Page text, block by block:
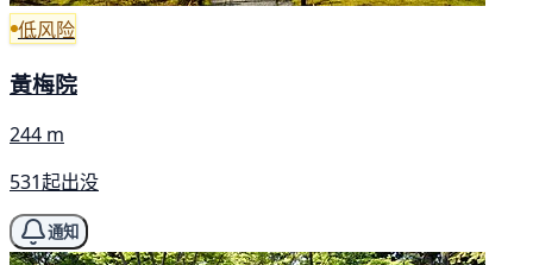
低风险
黃梅院
244 m
531起出没
通知